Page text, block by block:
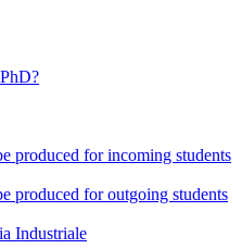
produced for incoming students
produced for outgoing students
Industriale